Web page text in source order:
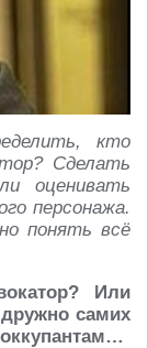
кто
Сделать
оценивать
персонажа.
понять всё
Или
самих